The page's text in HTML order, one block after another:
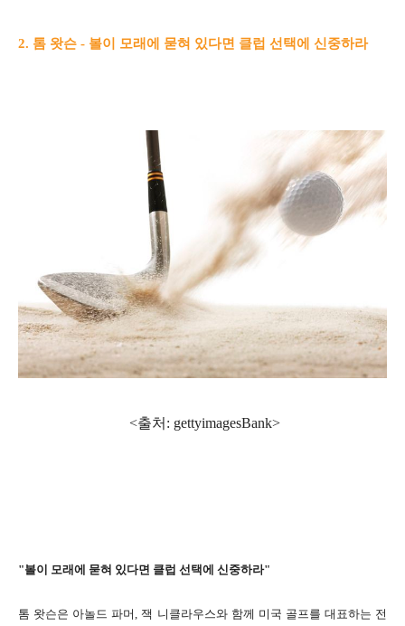
2. 톰 왓슨 - 볼이 모래에 묻혀 있다면 클럽 선택에 신중하라
<출처: gettyimagesBank>
"볼이 모래에 묻혀 있다면 클럽 선택에 신중하라"
톰 왓슨은 아놀드 파머, 잭 니클라우스와 함께 미국 골프를 대표하는 전